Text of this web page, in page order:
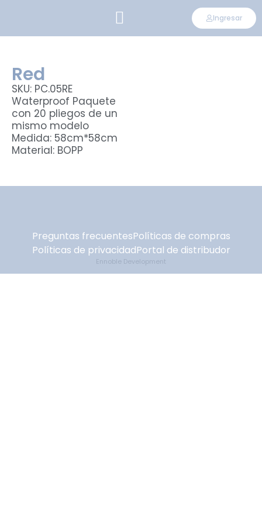
Ingresar
Red
SKU: PC.05RE
Waterproof Paquete
con 20 pliegos de un
mismo modelo
Medida: 58cm*58cm
Material: BOPP
Preguntas frecuentesPolíticas de compras
Políticas de privacidadPortal de distribudor
Ennoble Development